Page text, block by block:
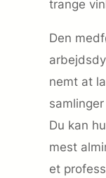
trange
Den
nemt at
Du kan
mest
et